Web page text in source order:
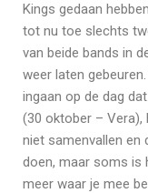
Kings gedaan
tot nu toe slechts
van beide bands in
weer laten
ingaan op de dag
(30 oktober – Vera),
niet samenvallen en
doen, maar soms is
meer waar je mee